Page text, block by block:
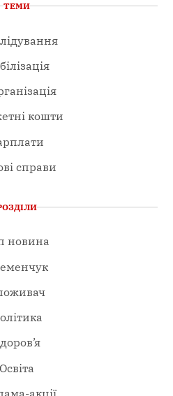
ТЕМИ
кошти
справи
новина
Освіта
акції